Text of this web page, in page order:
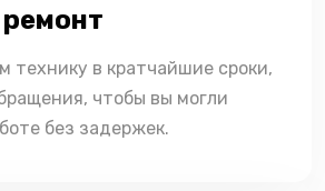
технику в кратчайшие сроки,
чтобы вы могли
без задержек.